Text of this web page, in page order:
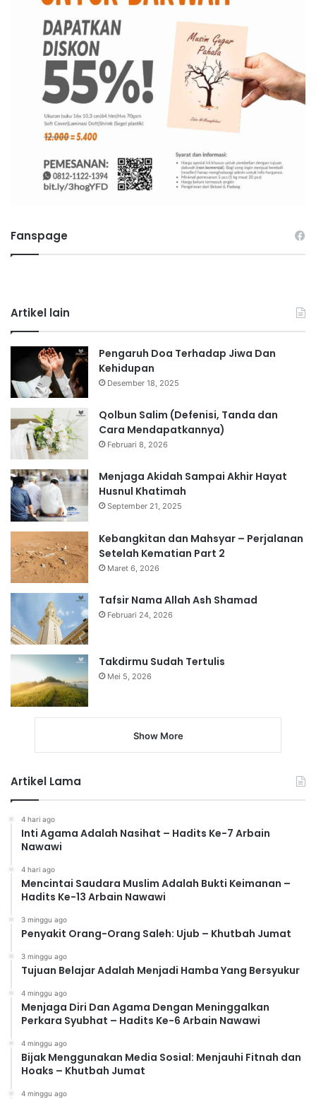
Fanspage
Artikel lain
Pengaruh Doa Terhadap Jiwa Dan
Kehidupan
Desember 18, 2025
Qolbun Salim (Defenisi, Tanda dan
Cara Mendapatkannya)
Februari 8, 2026
Menjaga Akidah Sampai Akhir Hayat
Husnul Khatimah
September 21, 2025
Kebangkitan dan Mahsyar – Perjalanan
Setelah Kematian Part 2
Maret 6, 2026
Tafsir Nama Allah Ash Shamad
Februari 24, 2026
Takdirmu Sudah Tertulis
Mei 5, 2026
Show More
Artikel Lama
4 hari ago
Inti Agama Adalah Nasihat – Hadits Ke-7 Arbain
Nawawi
4 hari ago
Mencintai Saudara Muslim Adalah Bukti Keimanan –
Hadits Ke-13 Arbain Nawawi
3 minggu ago
Penyakit Orang-Orang Saleh: Ujub – Khutbah Jumat
3 minggu ago
Tujuan Belajar Adalah Menjadi Hamba Yang Bersyukur
4 minggu ago
Menjaga Diri Dan Agama Dengan Meninggalkan
Perkara Syubhat – Hadits Ke-6 Arbain Nawawi
4 minggu ago
Bijak Menggunakan Media Sosial: Menjauhi Fitnah dan
Hoaks – Khutbah Jumat
4 minggu ago